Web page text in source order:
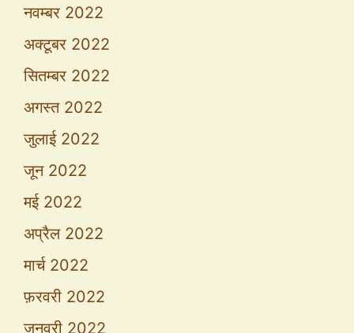
नवम्बर 2022
अक्टूबर 2022
सितम्बर 2022
अगस्त 2022
जुलाई 2022
जून 2022
मई 2022
अप्रैल 2022
मार्च 2022
फ़रवरी 2022
जनवरी 2022